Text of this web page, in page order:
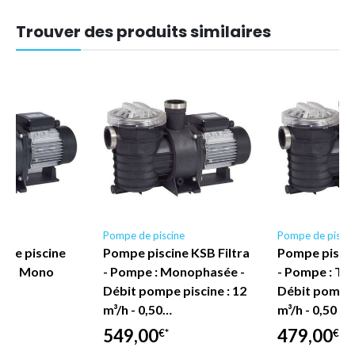
Trouver des produits similaires
de piscine
h Mono
Pompe de piscine
Pompe piscine KSB Filtra
- Pompe : Monophasée -
Débit pompe piscine : 12
m³/h - 0,50…
549,00€*
Pompe de
Pompe
- Pompe :
Débit
m³/h - 0,50 cv
479,00€*